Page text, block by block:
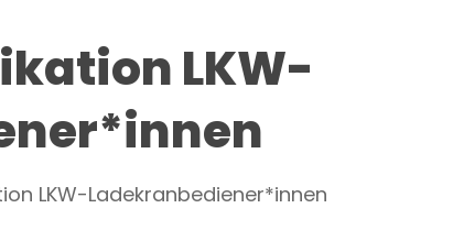
LKW-
LKW-Ladekranbediener*innen